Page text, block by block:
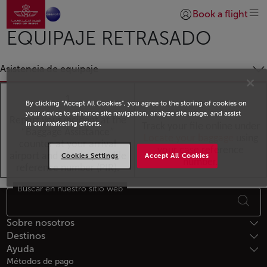
Saltar al contenido principal
Ir a la página de inicio
Iniciar sesión |
Book a flight
EQUIPAJE RETRASADO
Asistencia de equipaje
1
Report your incident at the
counter at your arrival
airport and obtain your file
reference number (PIR).
2
your case reference
Footer Mapa del sitio
Buscar en nuestro sitio web
Sobre nosotros
Destinos
Ayuda
Métodos de pago
By clicking “Accept All Cookies”, you agree to the storing of cookies on
your device to enhance site navigation, analyze site usage, and assist
in our marketing efforts.
Accept All Cookies
Cookies Settings